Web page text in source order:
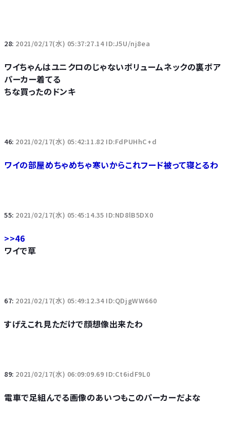
28: 2021/02/17(水) 05:37:27.14 ID:J5U/nj8ea
ワイちゃんはユニクロのじゃないボリュームネックの裏ボア
パーカー着てる
ちな買ったのドンキ
46: 2021/02/17(水) 05:42:11.82 ID:FdPUHhC+d
ワイの部屋めちゃめちゃ寒いからこれフード被って寝とるわ
55: 2021/02/17(水) 05:45:14.35 ID:ND8lB5DX0
>>46
ワイで草
67: 2021/02/17(水) 05:49:12.34 ID:QDjgWW660
すげえこれ見ただけで顔想像出来たわ
89: 2021/02/17(水) 06:09:09.69 ID:Ct6idF9L0
電車で足組んでる画像のあいつもこのパーカーだよな